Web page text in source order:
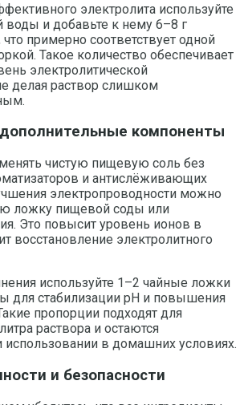
электролита используйте
воды и добавьте к нему 6–8 г
примерно соответствует одной
Такое количество обеспечивает
электролитической
делая раствор слишком
компоненты
чистую пищевую соль без
и антислёживающих
электропроводности можно
ложку пищевой соды или
Это повысит уровень ионов в
восстановление электролитного
используйте 1–2 чайные ложки
для стабилизации рН и повышения
пропорции подходят для
раствора и остаются
в домашних условиях.
и безопасности